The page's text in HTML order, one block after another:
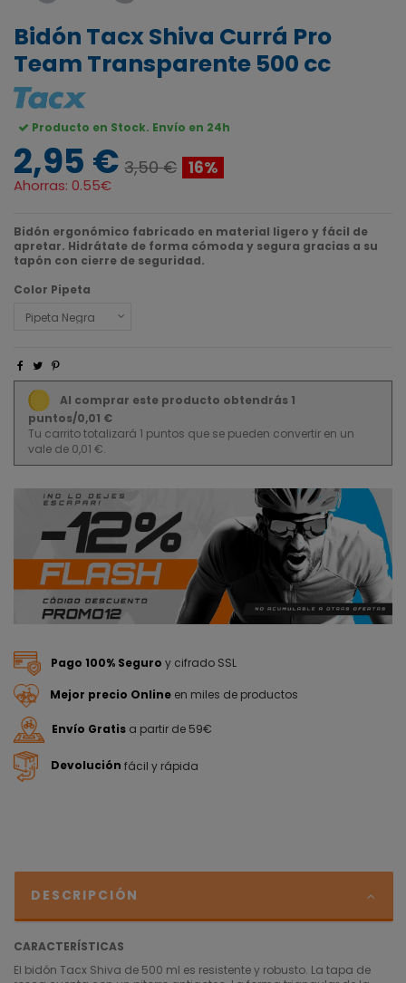
Bidón Tacx Shiva Currá Pro
Team Transparente 500 cc
Producto en Stock. Envío en 24h
2,95 € 3,50 € 16%
Ahorras: 0.55€
Bidón ergonómico fabricado en material ligero y fácil de
apretar. Hidrátate de forma cómoda y segura gracias a su
tapón con cierre de seguridad.
Color Pipeta
Al comprar este producto obtendrás 1
puntos/0,01 €
Tu carrito totalizará 1 puntos que se pueden convertir en un
vale de 0,01 €.
Pago 100% Seguro y cifrado SSL
Mejor precio Online en miles de productos
Envío Gratis a partir de 59€
Devolución fácil y rápida
DESCRIPCIÓN
CARACTERÍSTICAS
El bidón Tacx Shiva de 500 ml es resistente y robusto. La tapa de